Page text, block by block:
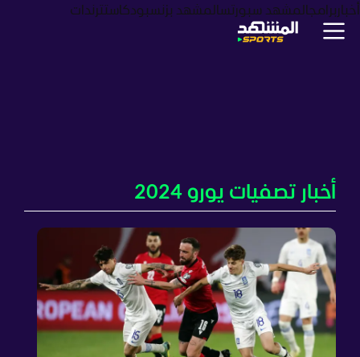
أخبار برامجالمشهد سبورتسالمشهد بزنسبودكاستترندات
أخبار تصفيات يورو 2024